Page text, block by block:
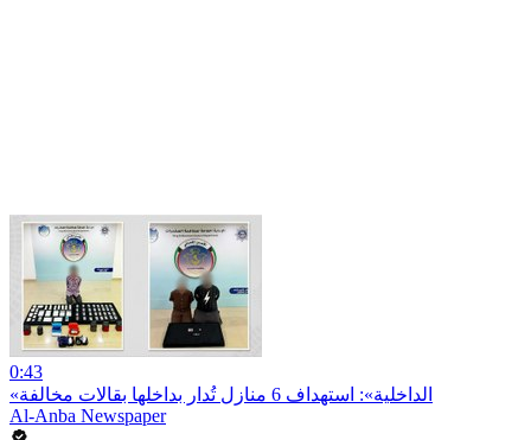
0:43
«الداخلية»: استهداف 6 منازل تُدار بداخلها بقالات مخالفة
Al-Anba Newspaper